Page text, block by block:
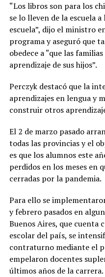
“Los libros son para los
se lo lleven de la escuela a
escuela”, dijo el ministro
programa y aseguró que
obedece a “que las
aprendizaje de sus hijos”.
Perczyk destacó que la
aprendizajes en lengua y
construir otros
El 2 de marzo pasado
todas las provincias y el
es que los alumnos este
perdidos en los meses en
cerradas por la pandemia.
Para ello se
y febrero pasados en
Buenos Aires, que cuenta
escolar del país, se
contraturno mediante el
empelaron docentes
últimos años de la carrera.